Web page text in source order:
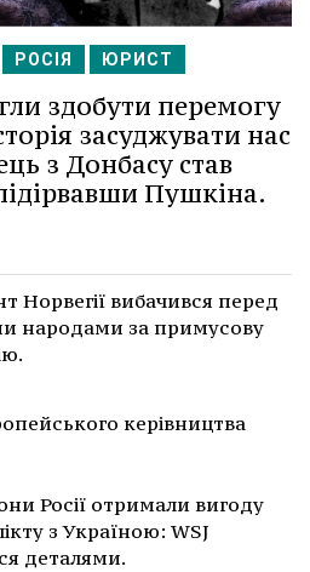
РОСІЯ ЮРИСТ
здобути перемогу
засуджувати нас
з Донбасу став
Пушкіна.
Норвегії вибачився перед
народами за примусову
керівництва
Росії отримали вигоду
з Україною: WSJ
деталями.